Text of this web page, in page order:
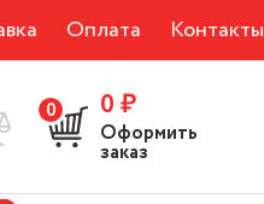
Оплата Контакты
0 0 ₽
Оформить
заказ